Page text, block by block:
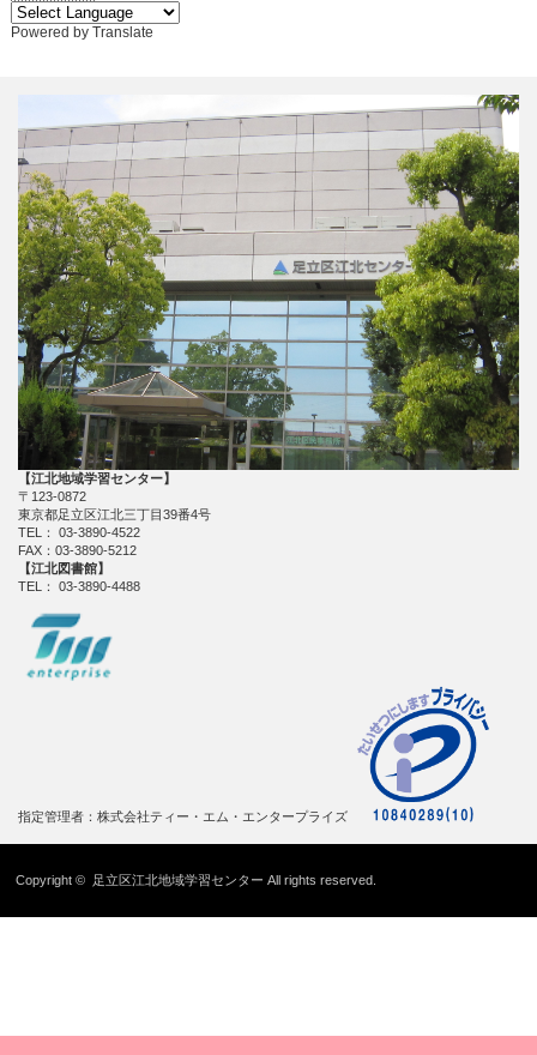
Powered by Translate
【江北地域学習センター】
〒123-0872
東京都足立区江北三丁目39番4号
TEL： 03-3890-4522
FAX：03-3890-5212
【江北図書館】
TEL： 03-3890-4488
指定管理者：株式会社ティー・エム・エンタープライズ
Copyright © 足立区江北地域学習センター All rights reserved.